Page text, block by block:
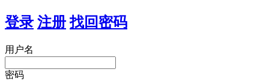
登录 注册 找回密码
用户名
密码